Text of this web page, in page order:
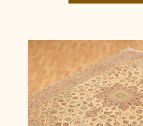
3.200,00€.